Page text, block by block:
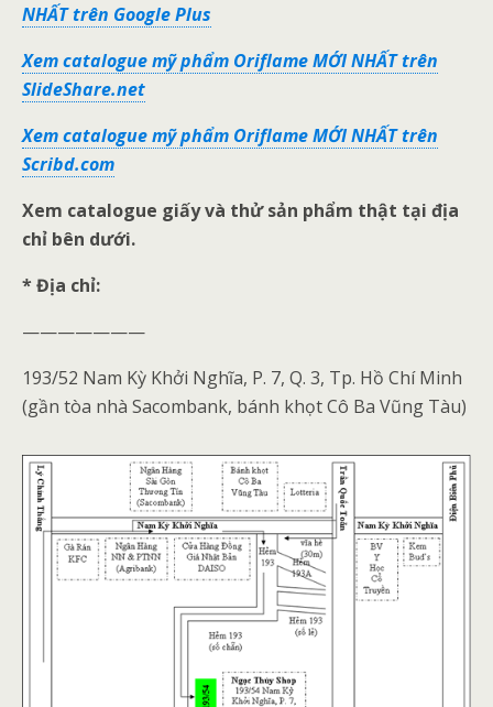
NHẤT trên Google Plus
Xem catalogue mỹ phẩm Oriflame MỚI NHẤT trên
SlideShare.net
Xem catalogue mỹ phẩm Oriflame MỚI NHẤT trên
Scribd.com
Xem catalogue giấy và thử sản phẩm thật tại địa
chỉ bên dưới.
* Địa chỉ:
———————
193/52 Nam Kỳ Khởi Nghĩa, P. 7, Q. 3, Tp. Hồ Chí Minh
(gần tòa nhà Sacombank, bánh khọt Cô Ba Vũng Tàu)